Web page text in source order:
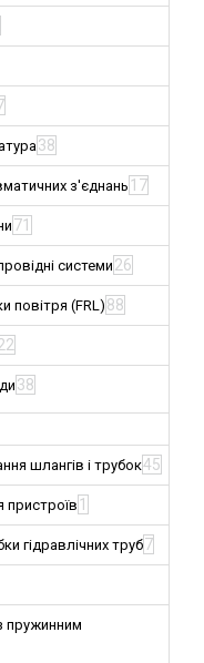
38
з'єднань 17
71
системи26
повітря (FRL) 88
38
шлангів і трубок45
пристроїв 1
гідравлічних труб7
пружинним